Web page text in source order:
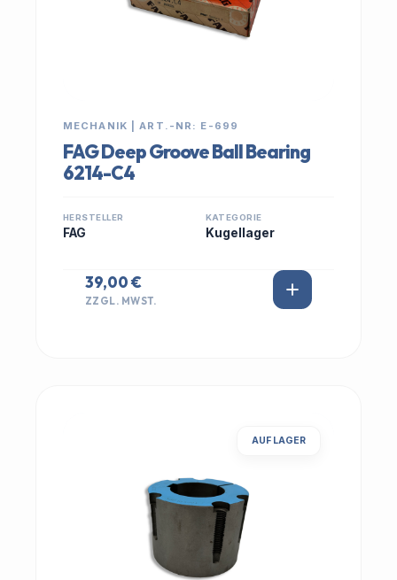
MECHANIK | ART.-NR: E-699
FAG Deep Groove Ball Bearing
6214-C4
HERSTELLER
FAG
KATEGORIE
Kugellager
39,00 €
ZZGL. MWST.
AUF LAGER